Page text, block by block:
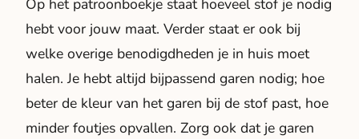
hebt voor jouw maat. Verder staat er ook bij
welke overige benodigdheden je in huis moet
halen. Je hebt altijd bijpassend garen nodig; hoe
beter de kleur van het garen bij de stof past, hoe
minder foutjes opvallen. Zorg ook dat je garen